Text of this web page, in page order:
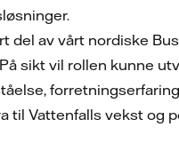
del av vårt nordiske
sikt vil rollen kunne
til Vattenfalls vekst og